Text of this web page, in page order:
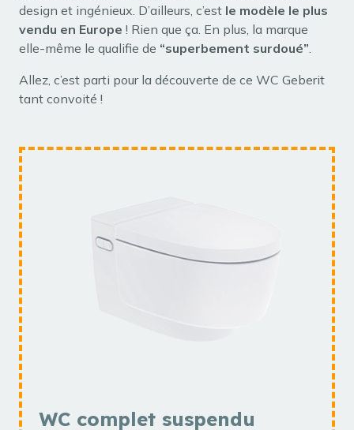
design et ingénieux. D’ailleurs, c’est le modèle le plus
vendu en Europe ! Rien que ça. En plus, la marque
elle-même le qualifie de “superbement surdoué”
Allez, c’est parti pour la découverte de ce WC Geberit
tant convoité !
WC complet suspendu